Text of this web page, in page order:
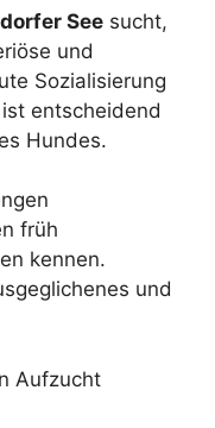
See sucht,
und
Sozialisierung
entscheidend
Hundes.
früh
kennen.
und
Aufzucht